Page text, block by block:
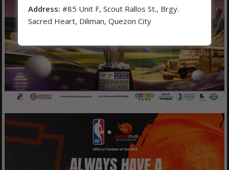
Address: #85 Unit F, Scout Rallos St., Brgy.
Sacred Heart, Diliman, Quezon City